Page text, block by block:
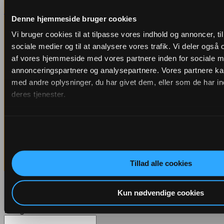
Denne hjemmeside bruger cookies
Vi bruger cookies til at tilpasse vores indhold og annoncer,
sociale medier og til at analysere vores trafik. Vi deler også
af vores hjemmeside med vores partnere inden for sociale
annonceringspartnere og analysepartnere. Vores partnere
med andre oplysninger, du har givet dem, eller som de har
deres tjenester.
Tillad alle cookies
Kun nødvendige cookies
BEMÆRK:
Log ind
Brugernavn eller e-mailadresse